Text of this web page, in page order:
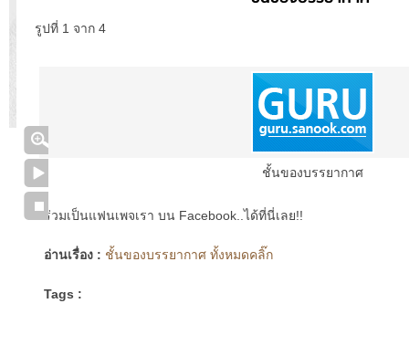
รูปที่ 1 จาก 4
ชั้นของบรรยากาศ
ร่วมเป็นแฟนเพจเรา บน Facebook..ได้ที่นี่เลย!!
อ่านเรื่อง : ชั้นของบรรยากาศ ทั้งหมดคลิ๊ก
Tags :